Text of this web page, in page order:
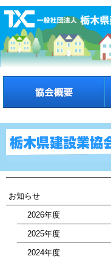
お知らせ
2026年度
2025年度
2024年度